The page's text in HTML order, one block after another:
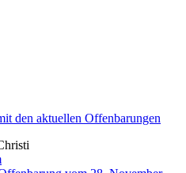
den aktuellen Offenbarungen